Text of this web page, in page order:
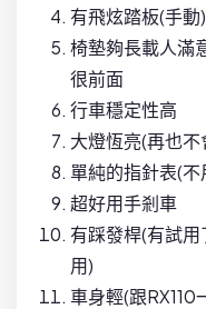
有飛炫踏板(手
椅墊夠長載人滿
很前面
行車穩定性高
大燈恆亮(再也
單純的指針表(
超好用手剎車
有踩發桿(有試
用)
車身輕(跟RX110